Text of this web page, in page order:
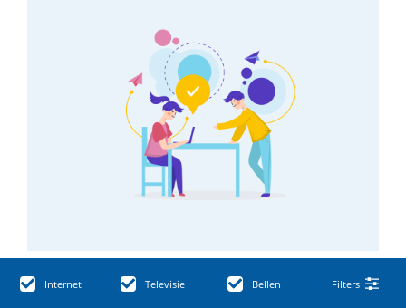
Internet Televisie Bellen Filters